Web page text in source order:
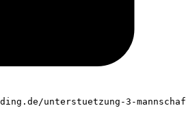
unterstuetzung-3-